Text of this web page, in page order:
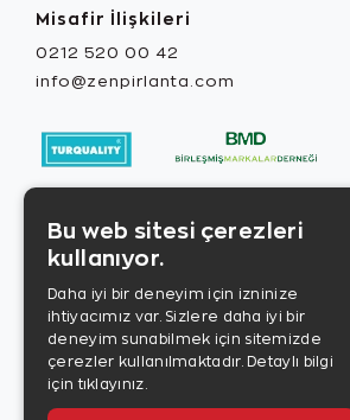
Misafir İlişkileri
0212 520 00 42
info@zenpirlanta.com
Bu web sitesi çerezleri
kullanıyor.
Daha iyi bir deneyim için izninize
ihtiyacımız var. Sizlere daha iyi bir
deneyim sunabilmek için sitemizde
çerezler kullanılmaktadır. Detaylı bilgi
için tıklayınız.